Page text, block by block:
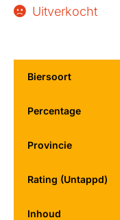
Uitverkocht
Biersoort
Percentage
Provincie
Rating (Untappd)
Inhoud